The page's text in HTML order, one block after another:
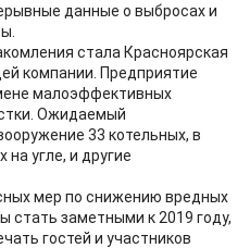
данные о выбросах и
стала Красноярская
компании. Предприятие
малоэффективных
Ожидаемый
33 котельных, в
угле, и другие
мер по снижению вредных
заметными к 2019 году,
гостей и участников